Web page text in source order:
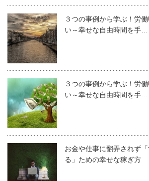
３つの事例から学ぶ！労
い～幸せな自由時間を手…
３つの事例から学ぶ！労
い～幸せな自由時間を手…
お金や仕事に翻弄されず
る」ための幸せな稼ぎ方